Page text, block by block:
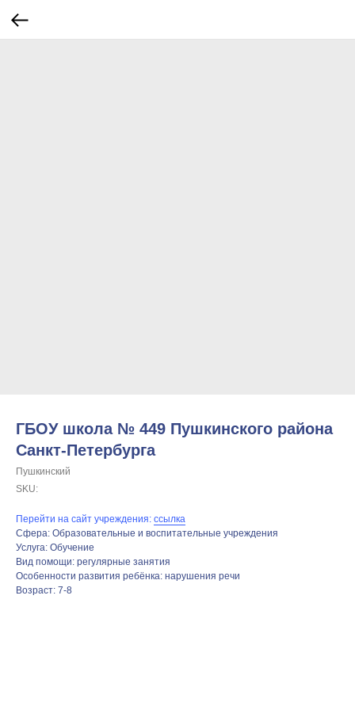
ГБОУ школа № 449 Пушкинского района
Санкт-Петербурга
Пушкинский
SKU:
Перейти на сайт учреждения: ссылка
Сфера: Образовательные и воспитательные учреждения
Услуга: Обучение
Вид помощи: регулярные занятия
Особенности развития ребёнка: нарушения речи
Возраст: 7-8